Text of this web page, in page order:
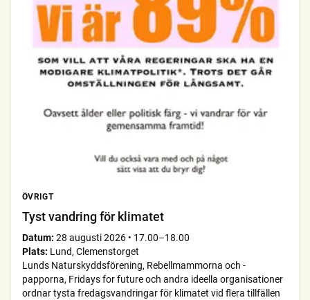
ÖVRIGT
Tyst vandring för klimatet
Datum: 28 augusti 2026 • 17.00–18.00
Plats: Lund, Clemenstorget
Lunds Naturskyddsförening, Rebellmammorna och -
papporna, Fridays for future och andra ideella organisationer
ordnar tysta fredagsvandringar för klimatet vid flera tillfällen